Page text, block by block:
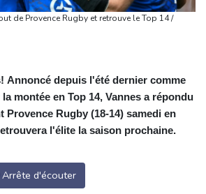
de Provence Rugby et retrouve le Top 14 /
Annoncé depuis l'été dernier comme
montée en Top 14, Vannes a répondu
Provence Rugby (18-14) samedi en
l'élite la saison prochaine.
Arrête d'écouter